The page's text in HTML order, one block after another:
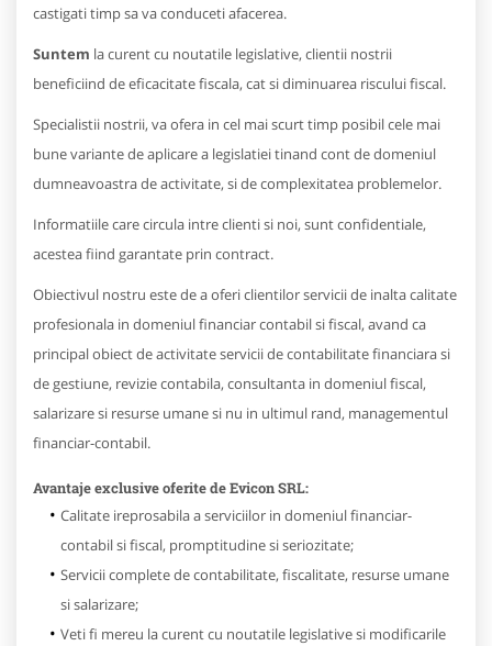
castigati timp sa va conduceti afacerea.
Suntem la curent cu noutatile legislative, clientii nostrii
beneficiind de eficacitate fiscala, cat si diminuarea riscului fiscal.
Specialistii nostrii, va ofera in cel mai scurt timp posibil cele mai
bune variante de aplicare a legislatiei tinand cont de domeniul
dumneavoastra de activitate, si de complexitatea problemelor.
Informatiile care circula intre clienti si noi, sunt confidentiale,
acestea fiind garantate prin contract.
Obiectivul nostru este de a oferi clientilor servicii de inalta calitate
profesionala in domeniul financiar contabil si fiscal, avand ca
principal obiect de activitate servicii de contabilitate financiara si
de gestiune, revizie contabila, consultanta in domeniul fiscal,
salarizare si resurse umane si nu in ultimul rand, managementul
financiar-contabil.
Avantaje exclusive oferite de Evicon SRL:
Calitate ireprosabila a serviciilor in domeniul financiar-
contabil si fiscal, promptitudine si seriozitate;
Servicii complete de contabilitate, fiscalitate, resurse umane
si salarizare;
Veti fi mereu la curent cu noutatile legislative si modificarile